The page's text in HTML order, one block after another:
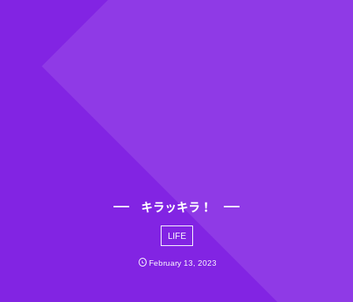
キラッキラ！
LIFE
February 13,2023